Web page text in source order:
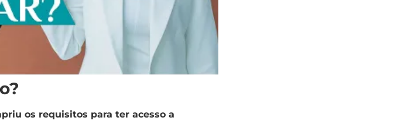
os requisitos para ter acesso a